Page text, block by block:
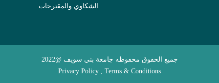
الشكاوي والمقترحات
جميع الحقوق محفوظه جامعة بني سويف @2022
Privacy Policy , Terms & Conditions